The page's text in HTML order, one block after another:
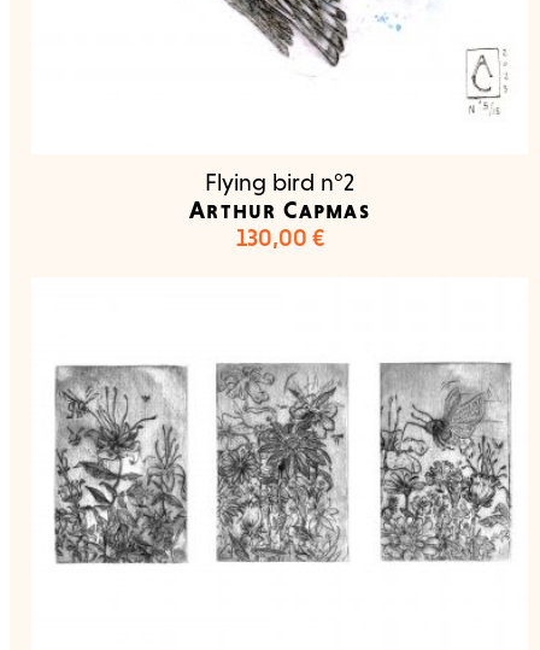
Flying bird n°2
Arthur Capmas
130,00 €